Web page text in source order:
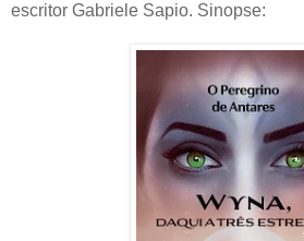
escritor Gabriele Sapio. Sinopse: